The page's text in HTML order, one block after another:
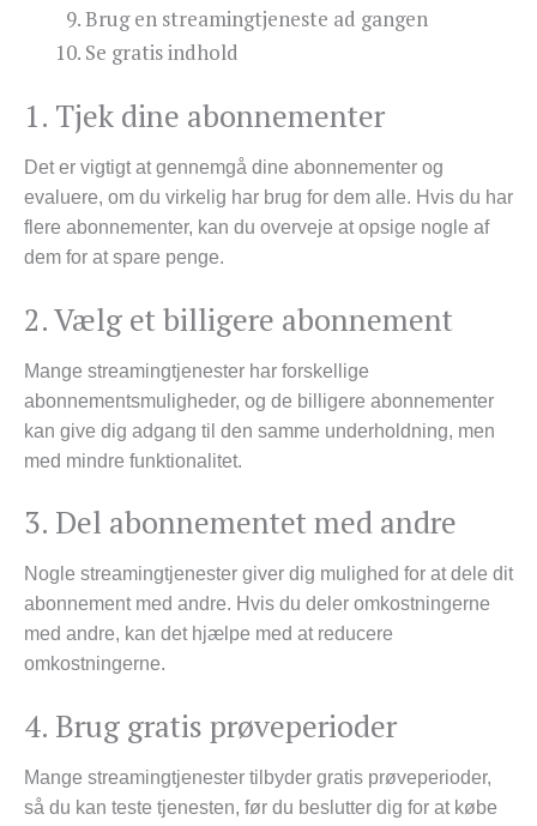
Brug en streamingtjeneste ad gangen
Se gratis indhold
1. Tjek dine abonnementer
Det er vigtigt at gennemgå dine abonnementer og
evaluere, om du virkelig har brug for dem alle. Hvis du har
flere abonnementer, kan du overveje at opsige nogle af
dem for at spare penge.
2. Vælg et billigere abonnement
Mange streamingtjenester har forskellige
abonnementsmuligheder, og de billigere abonnementer
kan give dig adgang til den samme underholdning, men
med mindre funktionalitet.
3. Del abonnementet med andre
Nogle streamingtjenester giver dig mulighed for at dele dit
abonnement med andre. Hvis du deler omkostningerne
med andre, kan det hjælpe med at reducere
omkostningerne.
4. Brug gratis prøveperioder
Mange streamingtjenester tilbyder gratis prøveperioder,
så du kan teste tjenesten, før du beslutter dig for at købe